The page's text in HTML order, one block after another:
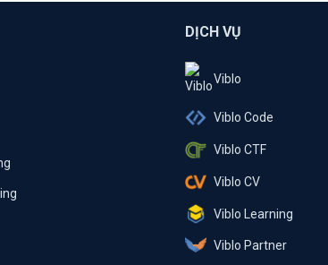
DỊCH VỤ
Viblo
Viblo Code
Viblo CTF
Viblo CV
Viblo Learning
Viblo Partner